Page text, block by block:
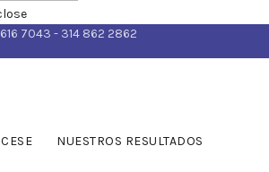
616 7043 - 314 862 2862
NUESTROS RESULTADOS